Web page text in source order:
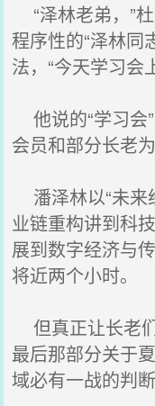
“泽林老弟，”
程序性的“泽林同
法，“今天学习会
他说的“学习会
会员和部分长老
潘泽林以“未来
业链重构讲到科
展到数字经济与
将近两个小时。
但真正让长老
最后那部分关于
域必有一战的判断